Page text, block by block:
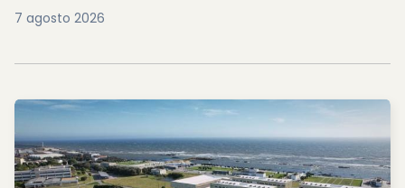
7 agosto 2026